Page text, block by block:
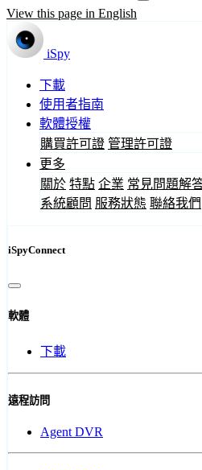
View this page in English
iSpy
下載
使用者指南
軟體授權
購買許可證 管理許可證
更多
關於 特點 企業 常見問題解
系統顧問 服務狀態 聯絡我們
iSpyConnect
軟體
下載
遠程訪問
Agent DVR